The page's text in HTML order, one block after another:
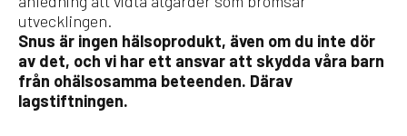
utvecklingen.
Snus är ingen hälsoprodukt, även om du inte dör
av det, och vi har ett ansvar att skydda våra barn
från ohälsosamma beteenden. Därav
lagstiftningen.